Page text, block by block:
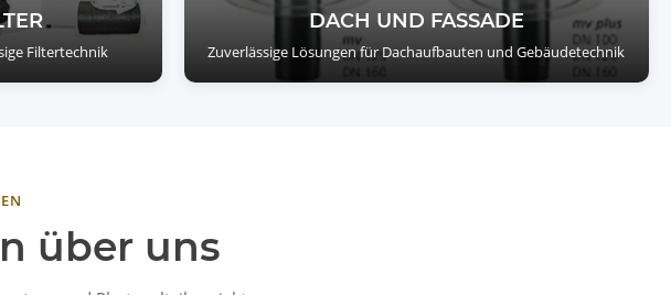
Filtertechnik
DACH UND FASSADE
Zuverlässige Lösungen für Dachaufbauten und Gebäudetechnik
über uns